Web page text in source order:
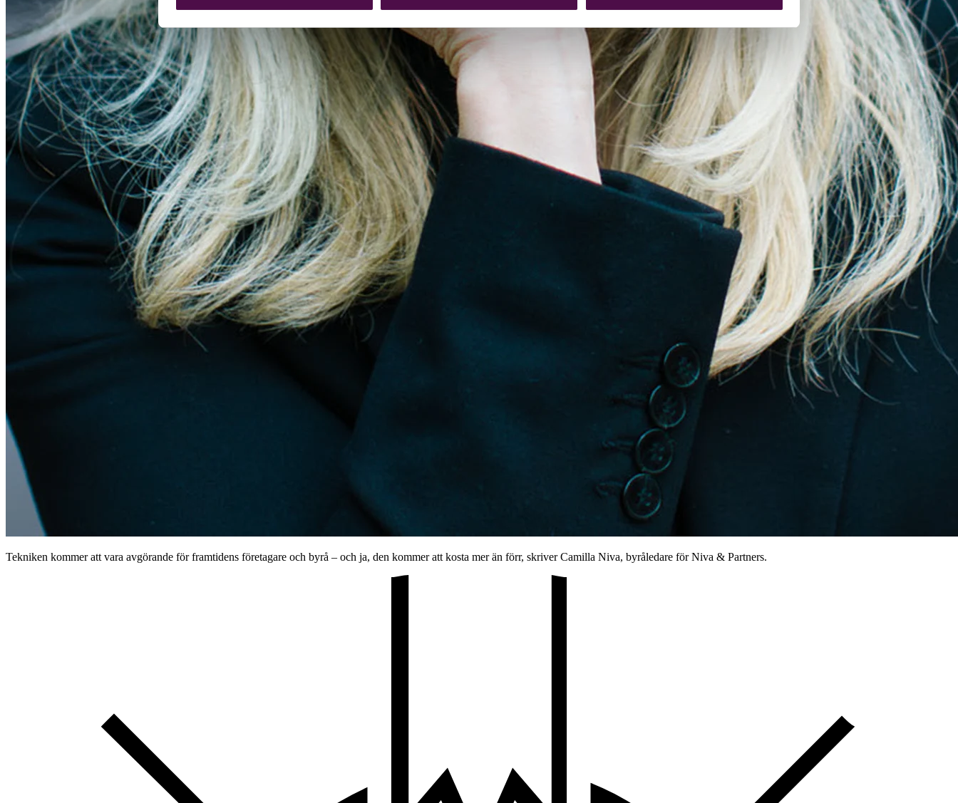
Tekniken kommer att vara avgörande för framtidens företagare och byrå – och ja, den kommer att kosta mer än förr, skriver Camilla Niva, byråledare för Niva & Partners.